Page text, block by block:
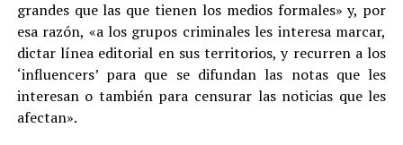
grandes que las que tienen los medios formales» y, por
esa razón, «a los grupos criminales les interesa marcar,
dictar línea editorial en sus territorios, y recurren a los
‘influencers’ para que se difundan las notas que les
interesan o también para censurar las noticias que les
afectan».